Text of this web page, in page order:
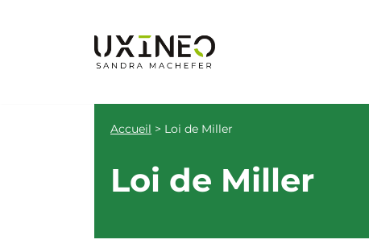
Accueil > Loi de Miller
Loi de Miller